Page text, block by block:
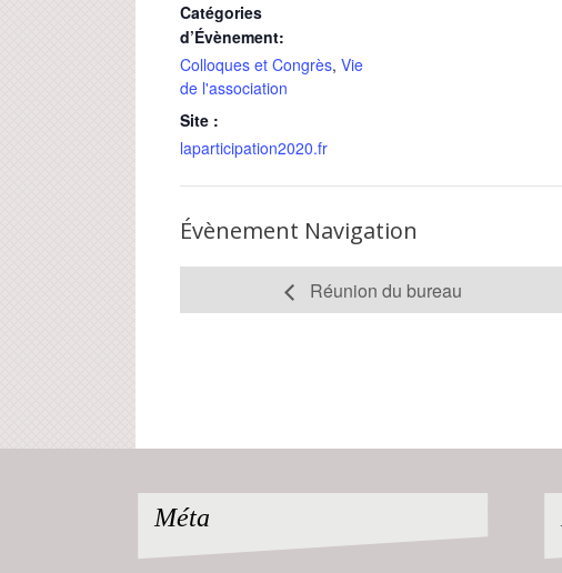
Catégories
d’Évènement:
Colloques et Congrès, Vie
de l'association
Site :
laparticipation2020.fr
Évènement Navigation
Réunion du bureau
Méta